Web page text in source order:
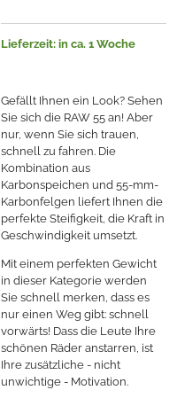
Lieferzeit: in ca. 1 Woche
Gefällt Ihnen ein Look? Sehen
Sie sich die RAW 55 an! Aber
nur, wenn Sie sich trauen,
schnell zu fahren. Die
Kombination aus
Karbonspeichen und 55-mm-
Karbonfelgen liefert Ihnen die
perfekte Steifigkeit, die Kraft in
Geschwindigkeit umsetzt.
Mit einem perfekten Gewicht
in dieser Kategorie werden
Sie schnell merken, dass es
nur einen Weg gibt: schnell
vorwärts! Dass die Leute Ihre
schönen Räder anstarren, ist
Ihre zusätzliche - nicht
unwichtige - Motivation.